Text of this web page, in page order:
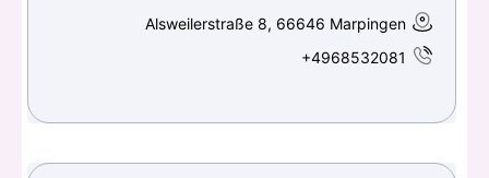
Alsweilerstraße 8, 66646 Marpingen
+4968532081